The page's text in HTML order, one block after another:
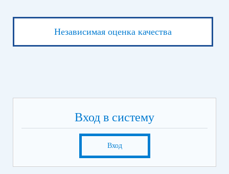
Независимая оценка качества
Вход в систему
Вход